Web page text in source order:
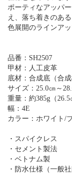
ポーティなアッパ
え、落ち着きのあ
色展開のラインアッ
品番：SH2507
甲材：人工皮革
底材：合成底（合
サイズ：25.0㎝～
重量：約385g（26.5
幅：4E
カラー：ホワイト/
・スパイクレス
・セメント製法
・ベトナム製
・防水仕様（一般